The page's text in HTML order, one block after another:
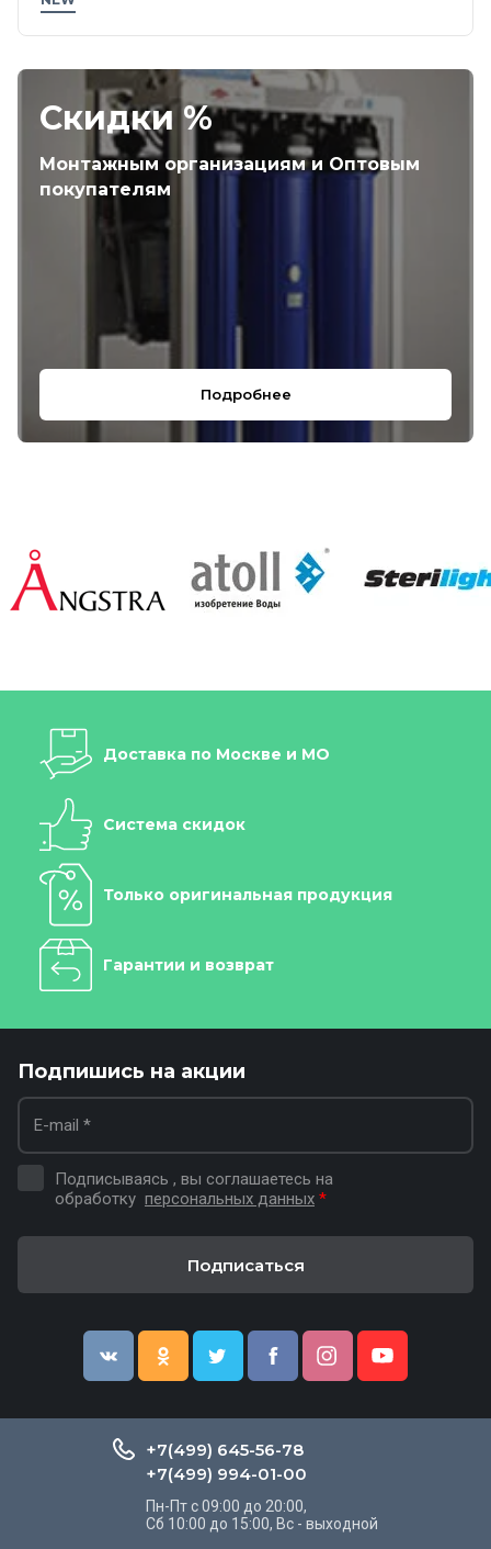
Скидки %
Монтажным организациям и Оптовым
покупателям
Подробнее
Доставка по Москве и МО
Система скидок
Только оригинальная продукция
Гарантии и возврат
Подпишись на акции
Подписываясь , вы соглашаетесь на
обработку персональных данных *
Подписаться
+7(499) 645-56-78
+7(499) 994-01-00
Пн-Пт с 09:00 до 20:00,
Сб 10:00 до 15:00, Вс - выходной